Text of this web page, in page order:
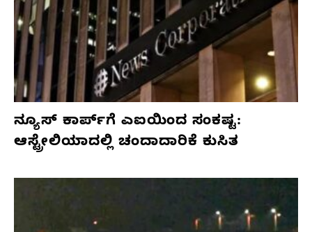
ನ್ಯೂಸ್ ಕಾರ್ಪ್‌ಗೆ ಎಐಯಿಂದ ಸಂಕಷ್ಟ:
ಆಸ್ಟ್ರೇಲಿಯಾದಲ್ಲಿ ಚಂದಾದಾರಿಕೆ ಕುಸಿತ